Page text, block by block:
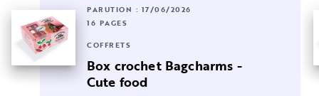
PARUTION : 17/06/2026
16 PAGES
COFFRETS
Box crochet Bagcharms -
Cute food